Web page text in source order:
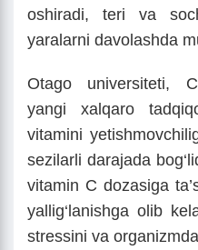
oshiradi, teri va
yaralarni davolashda
Otago universiteti,
yangi xalqaro
vitamini
sezilarli darajada
vitamin C dozasiga
yallig‘lanishga olib
stressini va